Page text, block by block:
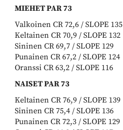
MIEHET PAR 73
Valkoinen CR 72,6 / SLOPE 135
Keltainen CR 70,9 / SLOPE 132
Sininen CR 69,7 / SLOPE 129
Punainen CR 67,2 / SLOPE 124
Oranssi CR 63,2 / SLOPE 116
NAISET PAR 73
Keltainen CR 76,9 / SLOPE 139
Sininen CR 75,4 / SLOPE 136
Punainen CR 72,3 / SLOPE 129